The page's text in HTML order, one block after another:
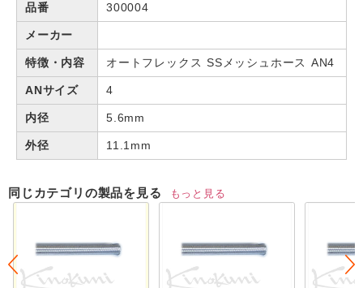
品番 300004
メーカー
特徴・内容 オートフレックス SSメッシュホース AN4
ANサイズ 4
内径 5.6mm
外径 11.1mm
同じカテゴリの製品を見る もっと見る